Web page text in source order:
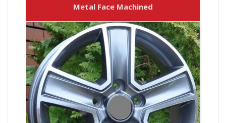
Metal Face Machined